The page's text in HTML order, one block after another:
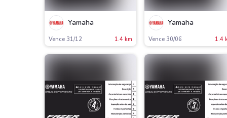
Yamaha
Vence 31/12 1.4 km
Yamaha
Vence 30/06 1.4